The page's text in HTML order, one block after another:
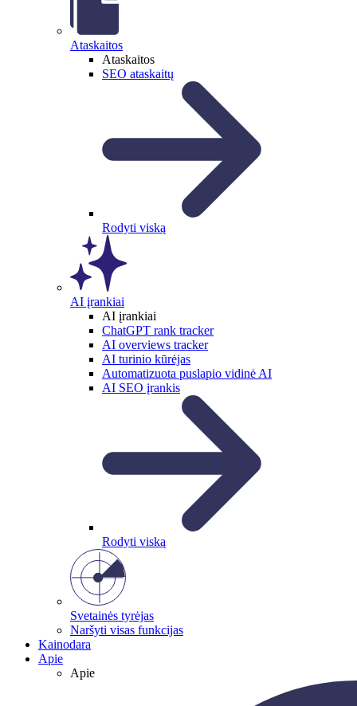
Ataskaitos
Ataskaitos
SEO ataskaitų
Rodyti viską
AI įrankiai
AI įrankiai
ChatGPT rank tracker
AI overviews tracker
AI turinio kūrėjas
Automatizuota puslapio vidinė AI
AI SEO įrankis
Rodyti viską
Svetainės tyrėjas
Naršyti visas funkcijas
Kainodara
Apie
Apie